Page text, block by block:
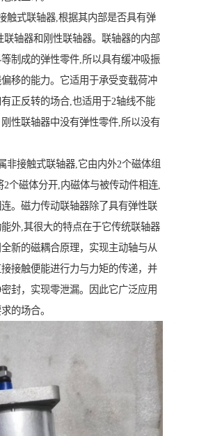
触式联轴器,根据其内部是否具有弹
联轴器和刚性联轴器。联轴器的内部
制成的弹性零件,所以具有缓冲吸振
移的能力。它适用于承受变载荷冲
正反转的场合,也适用于2轴线不能
性联轴器中没有弹性零件,所以没有
非接触式联轴器,它由内外2个磁体组
2个磁体分开,内磁体与被传动件相连,
。磁力传动联轴器除了具有弹性联
外,其很大的特点在于它传统联轴器
新的磁耦合原理，实现主动轴与从
接触便能进行力与力矩的传递，并
封，实现零泄漏。因此它广泛应用
的场合。